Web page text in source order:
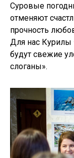
Суровые
отменяют
прочность
Для нас Курилы
будут свежие
слоганы».